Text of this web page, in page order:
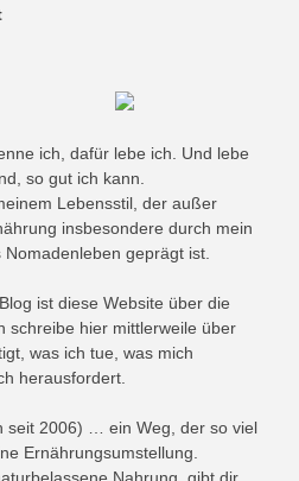
ich, dafür lebe ich. Und lebe
so gut ich kann.
Lebensstil, der außer
insbesondere durch mein
geprägt ist.
ist diese Website über die
schreibe hier mittlerweile über
was ich tue, was mich
herausfordert.
seit 2006) … ein Weg, der so viel
Ernährungsumstellung.